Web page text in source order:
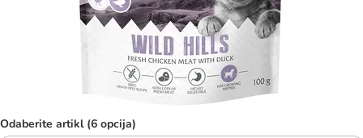
Odaberite artikl (6 opcija)